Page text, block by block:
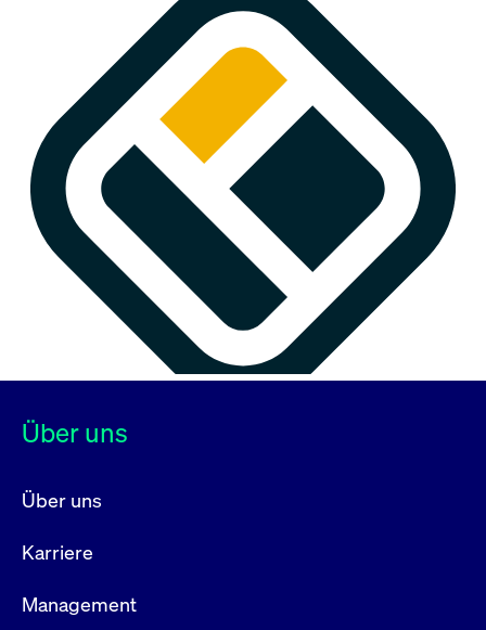
Über uns
Über uns
Karriere
Management